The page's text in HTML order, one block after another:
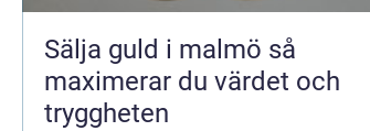
Sälja guld i malmö så
maximerar du värdet och
tryggheten